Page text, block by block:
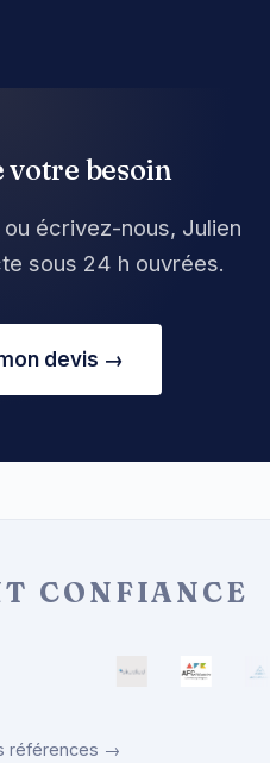
votre besoin
écrivez-nous, Julien
sous 24 h ouvrées.
devis →
CONFIANCE
références →